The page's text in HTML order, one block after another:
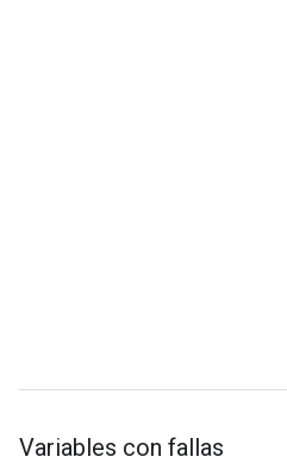
Variables con fallas